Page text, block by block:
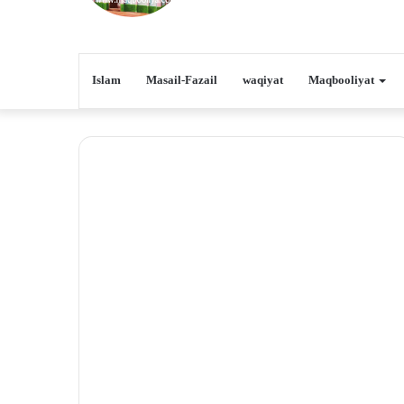
Islam Masail-Fazail waqiyat Maqbooliyat